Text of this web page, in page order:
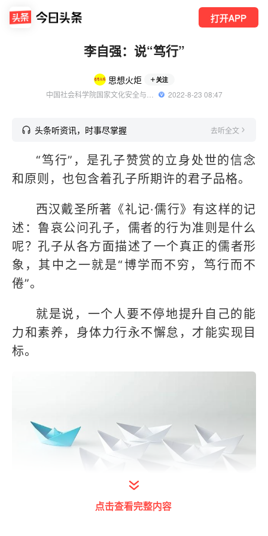
打开APP
李自强：说“笃行”
思想火炬 关注
  2022-8-23 08:47
头条听资讯，时事尽掌握 去听全文
“笃行”，是孔子赞赏的立身处世的信念
和原则，也包含着孔子所期许的君子品格。
西汉戴圣所著《礼记·儒行》有这样的记
述：鲁哀公问孔子，儒者的行为准则是什么
呢？孔子从各方面描述了一个真正的儒者形
象，其中之一就是“博学而不穷，笃行而不
倦”。
就是说，一个人要不停地提升自己的能
力和素养，身体力行永不懈怠，才能实现目
标。
点击查看完整内容